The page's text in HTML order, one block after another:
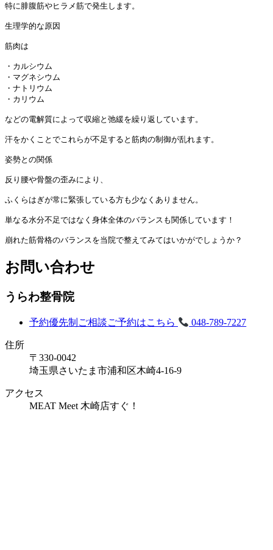
特に腓腹筋やヒラメ筋で発生します。
生理学的な原因
筋肉は
・カルシウム
・マグネシウム
・ナトリウム
・カリウム
などの電解質によって収縮と弛緩を繰り返しています。
汗をかくことでこれらが不足すると筋肉の制御が乱れます。
姿勢との関係
反り腰や骨盤の歪みにより、
ふくらはぎが常に緊張している方も少なくありません。
単なる水分不足ではなく身体全体のバランスも関係しています！
崩れた筋骨格のバランスを当院で整えてみてはいかがでしょうか？
お問い合わせ
うらわ整骨院
予約優先制 ご相談ご予約はこちら 048-789-7227
住所
〒330-0042
埼玉県さいたま市浦和区木崎4-16-9
アクセス
MEAT Meet 木崎店すぐ！